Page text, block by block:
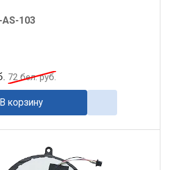
AS-103
72бел. руб.
В корзину